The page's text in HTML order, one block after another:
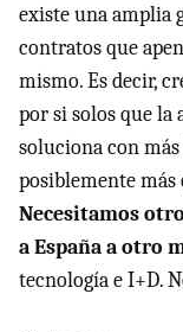
existe una amplia
contratos que
mismo. Es decir,
por si solos que la
soluciona con
posiblemente más
Necesitamos
a España a otro
tecnología e I+D.